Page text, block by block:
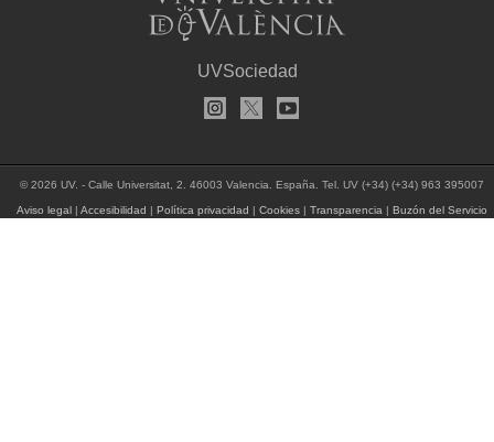
UVSociedad
© 2026 UV. - Calle Universitat, 2. 46003 Valencia. España. Tel. UV (+34) (+34) 963 395007
Aviso legal |Accesibilidad |Política privacidad |Cookies |Transparencia |Buzón del Servicio